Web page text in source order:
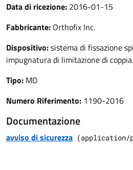
Data di ricezione: 2016-01-15
Fabbricante: Orthofix Inc.
Dispositivo:sistema di fissazione
impugnatura di limitazione di coppia.
Tipo: MD
Numero Riferimento: 1190-2016
Documentazione
avviso di sicurezza (application/